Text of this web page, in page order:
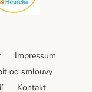
Impressum
od smlouvy
Kontakt